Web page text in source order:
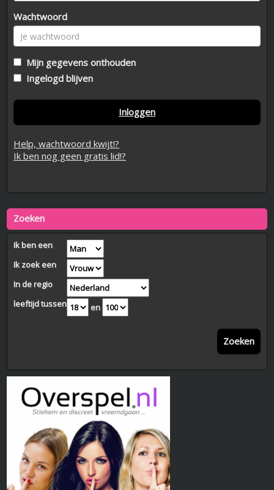
Wachtwoord
Mijn gegevens onthouden
Ingelogd blijven
Inloggen
Help, wachtwoord kwijt!?
Ik ben nog geen gratis lid!?
Zoeken
Ik ben een
Ik zoek een
In de regio
leeftijd tussen
en
Zoeken